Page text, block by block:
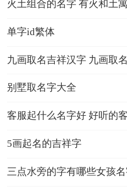
火土组合的名字 有火和土
单字id繁体
九画取名吉祥汉字 九画取
别墅取名字大全
客服起什么名字好 好听的
5画起名的吉祥字
三点水旁的字有哪些女孩